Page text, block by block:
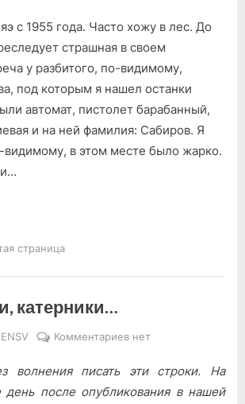
Из
почты
с 1955 года. Часто хожу в лес. До
страшная в своем
у разбитого, по-видимому,
под которым я нашел останки
автомат, пистолет барабанный,
и на ней фамилия: Сабиров. Я
в этом месте было жарко.
страница
катерники…
By
ENSV Комментариевк
Друзья
мои,
нет
волнения писать эти строки. На
после опубликования в нашей